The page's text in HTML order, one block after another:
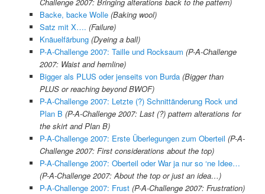
Backe, backe Wolle (Baking wool)
Satz mit X…. (Failure)
Knäuelfärbung (Dyeing a ball)
P-A-Challenge 2007: Taille und Rocksaum (P-A-Challenge
2007: Waist and hemline)
Bigger als PLUS oder jenseits von Burda (Bigger than
PLUS or reaching beyond BWOF)
P-A-Challenge 2007: Letzte (?) Schnittänderung Rock und
Plan B (P-A-Challenge 2007: Last (?) pattern alterations for
the skirt and Plan B)
P-A-Challenge 2007: Erste Überlegungen zum Oberteil (P-A-
Challenge 2007: First considerations about the top)
P-A-Challenge 2007: Oberteil oder War ja nur so ‘ne Idee…
(P-A-Challenge 2007: About the top or just an idea…)
P-A-Challenge 2007: Frust (P-A-Challenge 2007: Frustration)